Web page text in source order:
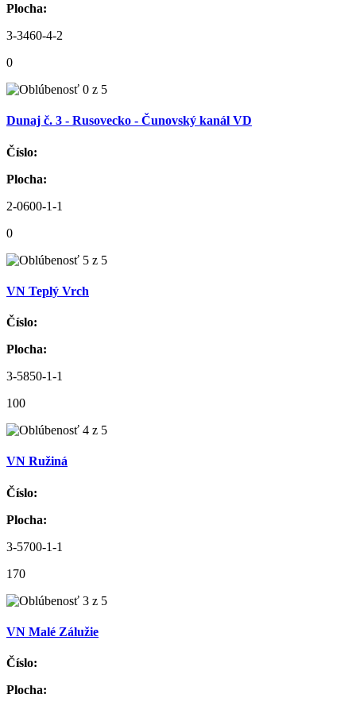
Plocha:
3-3460-4-2
0
Dunaj č. 3 - Rusovecko - Čunovský kanál VD
Číslo:
Plocha:
2-0600-1-1
0
VN Teplý Vrch
Číslo:
Plocha:
3-5850-1-1
100
VN Ružiná
Číslo:
Plocha:
3-5700-1-1
170
VN Malé Zálužie
Číslo:
Plocha: